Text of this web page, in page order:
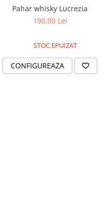
Pahar whisky Lucrezia
190,00 Lei
STOC EPUIZAT
CONFIGUREAZA